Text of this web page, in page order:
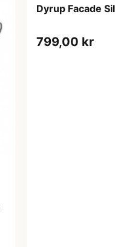
Dyrup Facade
799,00 kr